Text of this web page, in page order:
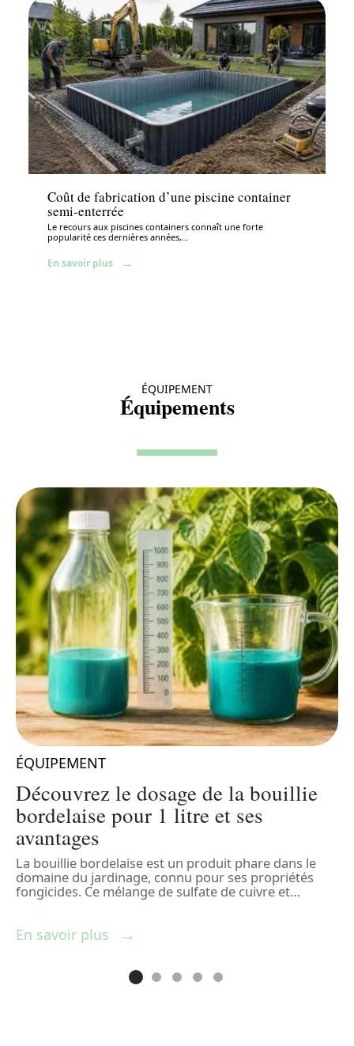
Aménagement extérieur
Coût de fabrication d’une piscine container
semi-enterrée
Le recours aux piscines containers connaît une forte
popularité ces dernières années,…
En savoir plus
ÉQUIPEMENT
Équipements
ÉQUIPEMENT
Découvrez le dosage de la bouillie
bordelaise pour 1 litre et ses
avantages
La bouillie bordelaise est un produit phare dans le
domaine du jardinage, connu pour ses propriétés
fongicides. Ce mélange de sulfate de cuivre et…
En savoir plus